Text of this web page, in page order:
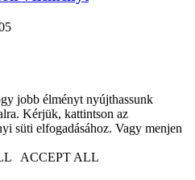
jobb élményt nyújthassunk
Kérjük, kattintson az
süti elfogadásához. Vagy menjen
ACCEPT ALL